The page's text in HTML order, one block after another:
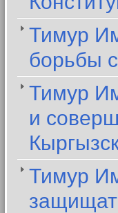
Тимур
борьбы
Тимур
и
Тимур